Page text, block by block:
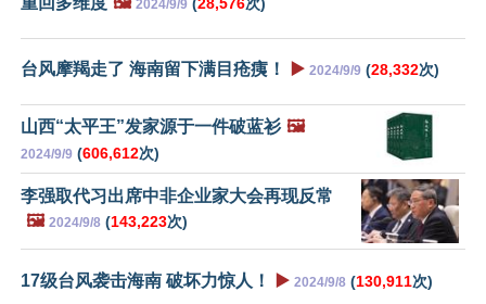
2024/9/9
台风摩羯走了 海南留下满目疮痍！ ▶️ 2024/9/9 (28,332次)
山西“太平王”发家源于一件破蓝衫 🖼️
2024/9/9 (606,612次)
李强取代习出席中非企业家大会再现反常
🖼️ 2024/9/8 (143,223次)
17级台风袭击海南 破坏力惊人！ ▶️ 2024/9/8 (130,911次)